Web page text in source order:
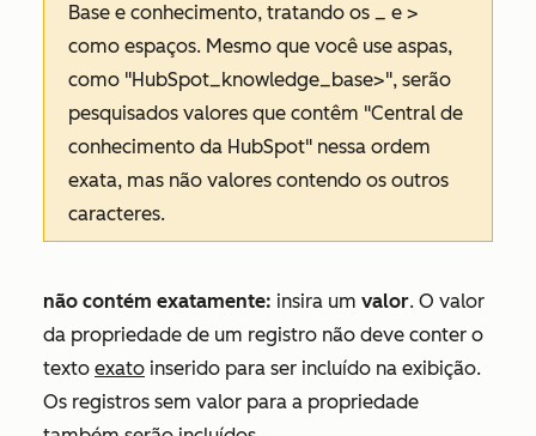
Base e conhecimento, tratando os _ e >
como espaços. Mesmo que você use aspas,
como "HubSpot_knowledge_base>", serão
pesquisados valores que contêm "Central de
conhecimento da HubSpot" nessa ordem
exata, mas não valores contendo os outros
caracteres.
não contém exatamente: insira um valor. O valor
da propriedade de um registro não deve conter o
texto exato inserido para ser incluído na exibição.
Os registros sem valor para a propriedade